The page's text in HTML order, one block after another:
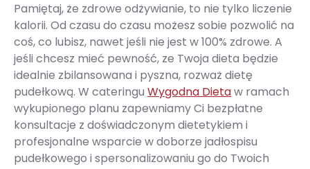
Pamiętaj, że zdrowe odżywianie, to nie tylko liczenie
kalorii. Od czasu do czasu możesz sobie pozwolić na
coś, co lubisz, nawet jeśli nie jest w 100% zdrowe. A
jeśli chcesz mieć pewność, ze Twoja dieta będzie
idealnie zbilansowana i pyszna, rozważ dietę
pudełkową. W cateringu Wygodna Dietaw ramach
wykupionego planu zapewniamy Ci bezpłatne
konsultacje z doświadczonym dietetykiem i
profesjonalne wsparcie w doborze jadłospisu
pudełkowego i spersonalizowaniu go do Twoich